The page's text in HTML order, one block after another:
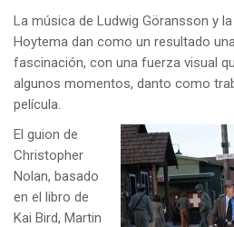
La música de Ludwig Göransson y
Hoytema dan como un resultado
fascinación, con una fuerza visual
algunos momentos, danto como
película.
El guion de
Christopher
Nolan, basado
en el libro de
Kai Bird, Martin